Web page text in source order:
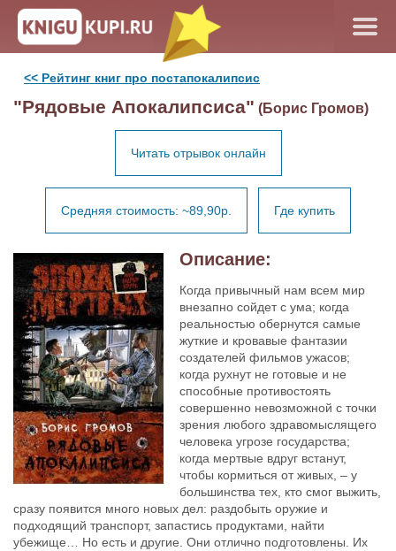
<< Рейтинг книг про постапокалипсис
"Рядовые Апокалипсиса" (Борис Громов)
Читать отрывок онлайн
Средняя стоимость: ~89,90р. Где купить
Описание:
Когда привычный нам всем мир
внезапно сойдет с ума; когда
реальностью обернутся самые
жуткие и кровавые фантазии
создателей фильмов ужасов;
когда рухнут не готовые и не
способные противостоять
совершенно невозможной с точки
зрения любого здравомыслящего
человека угрозе государства;
когда мертвые вдруг встанут,
чтобы кормиться от живых, – у
большинства тех, кто смог выжить,
сразу появится много новых дел: раздобыть оружие и
подходящий транспорт, запастись продуктами, найти
убежище… Но есть и другие. Они отлично подготовлены. Их